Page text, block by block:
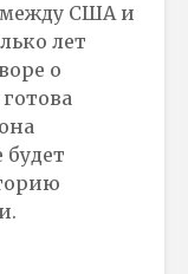
США и
лет
о
будет